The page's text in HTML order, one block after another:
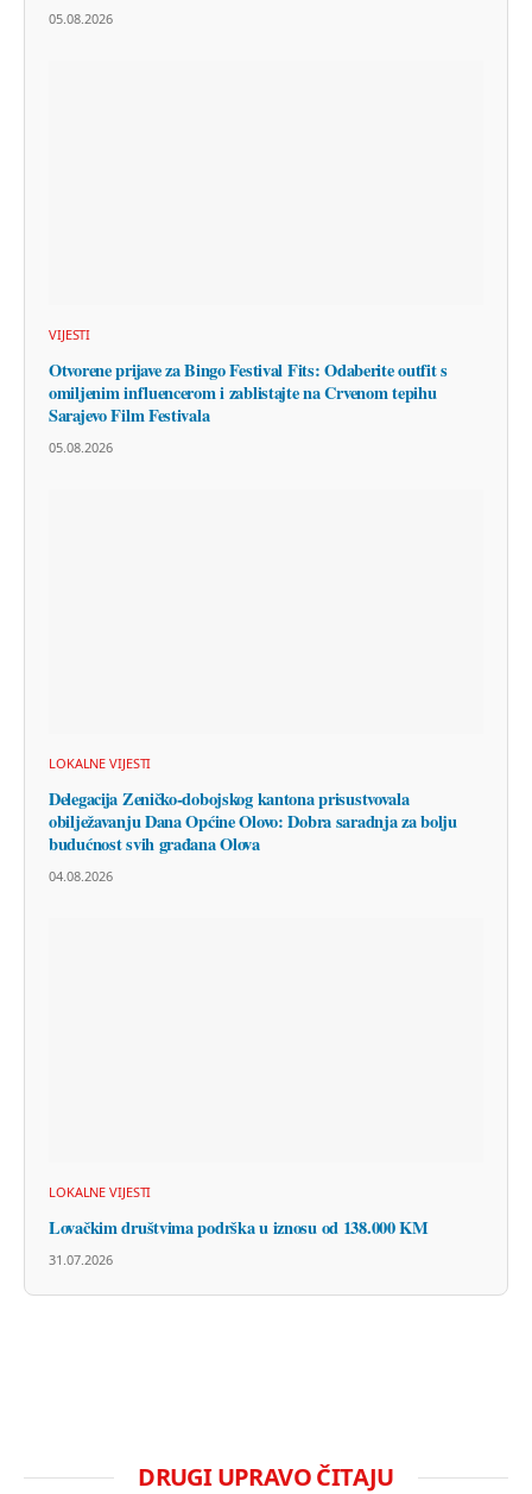
05.08.2026
VIJESTI
Otvorene prijave za Bingo Festival Fits: Odaberite outfit s
omiljenim influencerom i zablistajte na Crvenom tepihu
Sarajevo Film Festivala
05.08.2026
LOKALNE VIJESTI
Delegacija Zeničko-dobojskog kantona prisustvovala
obilježavanju Dana Općine Olovo: Dobra saradnja za bolju
budućnost svih građana Olova
04.08.2026
LOKALNE VIJESTI
Lovačkim društvima podrška u iznosu od 138.000 KM
31.07.2026
DRUGI UPRAVO ČITAJU